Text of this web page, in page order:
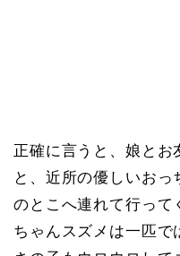
正確に言うと、娘とお
と、近所の優しいおっ
のとこへ連れて行って
ちゃんスズメは一匹で